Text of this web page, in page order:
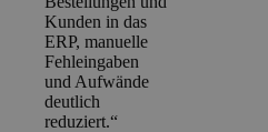
Kunden in das
ERP, manuelle
Fehleingaben
und Aufwände
deutlich
reduziert.“